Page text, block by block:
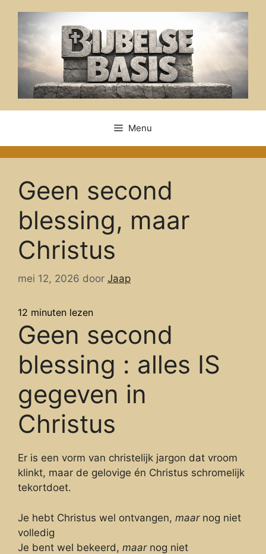
inhoud
Menu
Geen second
blessing, maar
Christus
mei 12, 2026 door Jaap
12 minuten lezen
Geen second
blessing : alles IS
gegeven in
Christus
Er is een vorm van christelijk jargon dat vroom
klinkt, maar de gelovige én Christus schromelijk
tekortdoet.
Je hebt Christus wel ontvangen, maarnog niet
volledig
Je bent wel bekeerd, maarnog niet